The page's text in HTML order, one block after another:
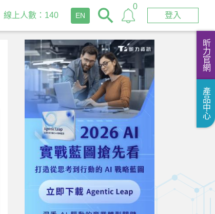
線上人數：140 EN
0
登入
昕力官網
產品中心